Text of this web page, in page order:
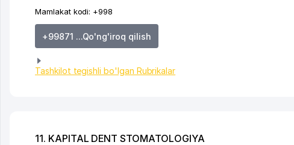
Mamlakat kodi: +998
+99871 ...Qo'ng'iroq qilish
Tashkilot tegishli bo'lgan Rubrikalar
11. KAPITAL DENT STOMATOLOGIYA